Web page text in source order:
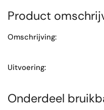
Product
Omschrijving:
Uitvoering:
Onderdeel